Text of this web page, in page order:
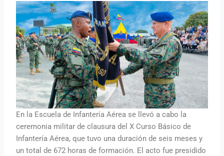
En la Escuela de Infantería Aérea se llevó a cabo la
ceremonia militar de clausura del X Curso Básico de
Infantería Aérea, que tuvo una duración de seis meses y
un total de 672 horas de formación. El acto fue presidido